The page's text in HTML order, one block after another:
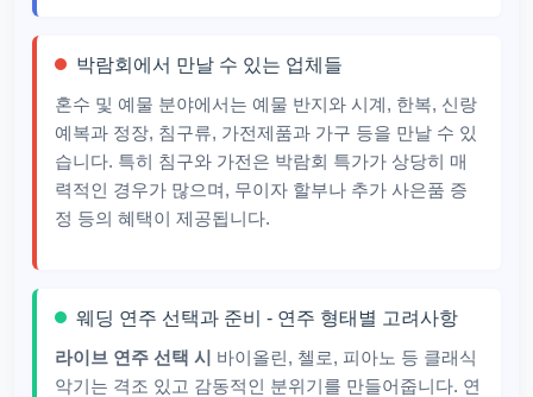
박람회에서 만날 수 있는 업체들
혼수 및 예물 분야에서는 예물 반지와 시계, 한복, 신랑
예복과 정장, 침구류, 가전제품과 가구 등을 만날 수 있
습니다. 특히 침구와 가전은 박람회 특가가 상당히 매
력적인 경우가 많으며, 무이자 할부나 추가 사은품 증
정 등의 혜택이 제공됩니다.
웨딩 연주 선택과 준비 - 연주 형태별 고려사항
라이브 연주 선택 시 바이올린, 첼로, 피아노 등 클래식
악기는 격조 있고 감동적인 분위기를 만들어줍니다. 연